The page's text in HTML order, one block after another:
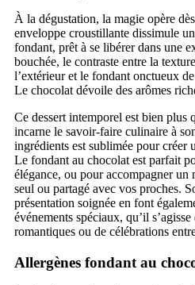
À la dégustation, la magie opère
enveloppe croustillante dissimule
fondant, prêt à se libérer dans une
bouchée, le contraste entre la
l’extérieur et le fondant onctueux
Le chocolat dévoile des arômes
Ce dessert intemporel est bien plus
incarne le savoir-faire culinaire à
ingrédients est sublimée pour
Le fondant au chocolat est parfait
élégance, ou pour accompagner un
seul ou partagé avec vos proches.
présentation soignée en font
événements spéciaux, qu’il
romantiques ou de célébrations
Allergènes fondant au